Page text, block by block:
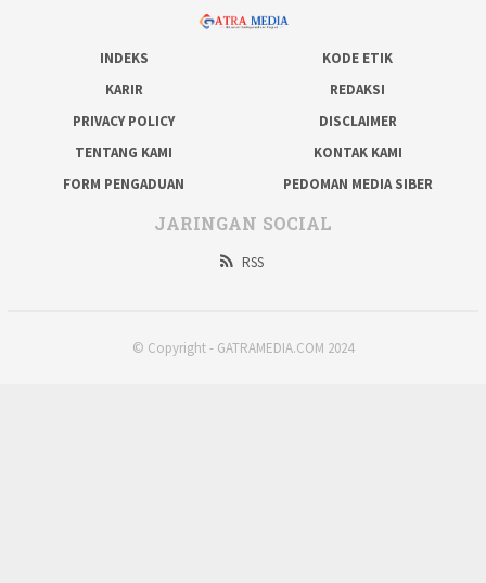
INDEKS
KODE ETIK
KARIR
REDAKSI
PRIVACY POLICY
DISCLAIMER
TENTANG KAMI
KONTAK KAMI
FORM PENGADUAN
PEDOMAN MEDIA SIBER
JARINGAN SOCIAL
RSS
© Copyright - GATRAMEDIA.COM 2024